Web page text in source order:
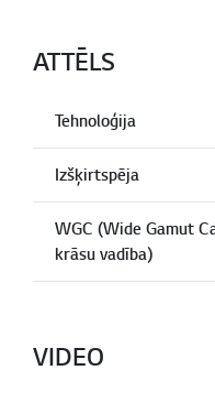
ATTĒLS
Tehnoloģija
Izšķirtspēja
WGC (Wide Gamut
krāsu vadība)
VIDEO